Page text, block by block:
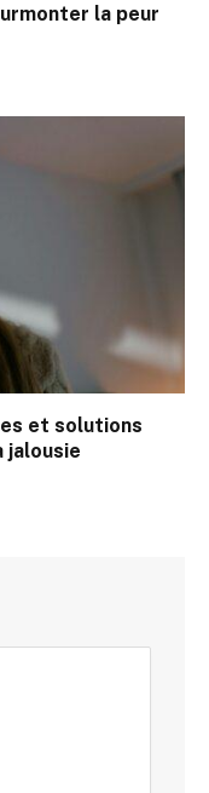
la peur
et solutions
jalousie